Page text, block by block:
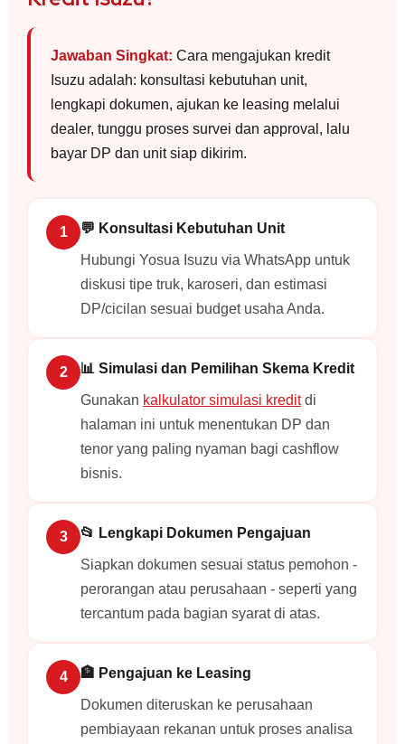
Jawaban Singkat: Cara mengajukan kredit
Isuzu adalah: konsultasi kebutuhan unit,
lengkapi dokumen, ajukan ke leasing melalui
dealer, tunggu proses survei dan approval, lalu
bayar DP dan unit siap dikirim.
💬 Konsultasi Kebutuhan Unit
Hubungi Yosua Isuzu via WhatsApp untuk
diskusi tipe truk, karoseri, dan estimasi
DP/cicilan sesuai budget usaha Anda.
📊 Simulasi dan Pemilihan Skema Kredit
Gunakan kalkulator simulasi kreditdi
halaman ini untuk menentukan DP dan
tenor yang paling nyaman bagi cashflow
bisnis.
📂 Lengkapi Dokumen Pengajuan
Siapkan dokumen sesuai status pemohon -
perorangan atau perusahaan - seperti yang
tercantum pada bagian syarat di atas.
🏦 Pengajuan ke Leasing
Dokumen diteruskan ke perusahaan
pembiayaan rekanan untuk proses analisa